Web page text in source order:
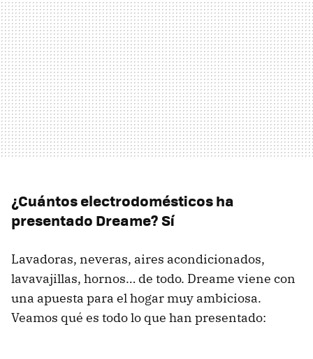
¿Cuántos electrodomésticos ha
presentado Dreame? Sí
Lavadoras, neveras, aires acondicionados,
lavavajillas, hornos… de todo. Dreame viene con
una apuesta para el hogar muy ambiciosa.
Veamos qué es todo lo que han presentado: